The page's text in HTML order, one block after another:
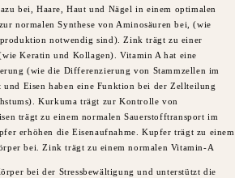
bei, Haare, Haut und Nägel in einem optimalen
normalen Synthese von Aminosäuren bei, (wie
notwendig sind). Zink trägt zu einer
Keratin und Kollagen). Vitamin A hat eine
(wie die Differenzierung von Stammzellen im
Eisen haben eine Funktion bei der Zellteilung
Kurkuma trägt zur Kontrolle von
trägt zu einem normalen Sauerstofftransport im
erhöhen die Eisenaufnahme. Kupfer trägt zu einem
bei. Zink trägt zu einem normalen Vitamin-A
bei der Stressbewältigung und unterstützt die